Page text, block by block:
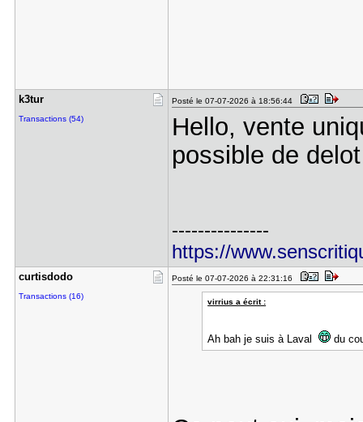
k3tur
Transactions (54)
Posté le 07-07-2026 à 18:56:44
Hello, vente
possible de
---------------
https://
curtisdodo
Transactions (16)
Posté le 07-07-2026 à 22:31:16
virrius a écrit :
Ah bah je suis à Laval du